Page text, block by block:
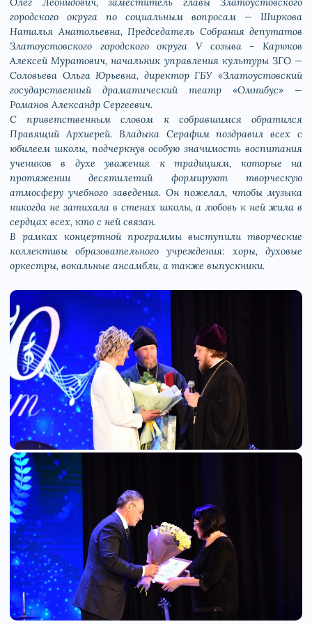
городского округа по социальным вопросам — Ширкова
Наталья Анатольевна, Председатель Собрания депутатов
Златоустовского городского округа V созыва - Карюков
Алексей Муратович, начальник управления культуры ЗГО —
Соловьева Ольга Юрьевна, директор ГБУ «Златоустовский
государственный драматический театр «Омнибус» —
Романов Александр Сергеевич.
С приветственным словом к собравшимся обратился
Правящий Архиерей. Владыка Серафим поздравил всех с
юбилеем школы, подчеркнув особую значимость воспитания
учеников в духе уважения к традициям, которые на
протяжении десятилетий формируют творческую
атмосферу учебного заведения. Он пожелал, чтобы музыка
никогда не затихала в стенах школы, а любовь к ней жила в
сердцах всех, кто с ней связан.
В рамках концертной программы выступили творческие
коллективы образовательного учреждения: хоры, духовые
оркестры, вокальные ансамбли, а также выпускники.